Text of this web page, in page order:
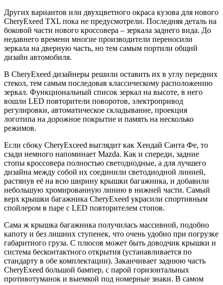
Других вариантов или двухцветного окраса кузова для нового
CheryExeed TXL пока не предусмотрели. Последняя деталь на
боковой части нового кроссовера – зеркала заднего вида. До
недавнего времени многие производители переносили
зеркала на дверную часть, но тем самым портили общий
дизайн автомобиля.
В CheryExeed дизайнеры решили оставить их в углу передних
стекол, тем самым последовав классическому расположению
зеркал. Функциональный список зеркал на высоте, в него
вошли LED повторители поворотов, электропривод
регулировки, автоматическое складывание, проекция
логотипа на дорожное покрытие и память на несколько
режимов.
Если сбоку CheryExceed выглядит как Хендай Санта Фе, то
сзади немного напоминает Mazda. Как и спереди, задние
стопы кроссовера полностью светодиодные, а для лучшего
дизайна между собой их соединили светодиодной линией,
растянув её на всю ширину крышки багажника, и добавили
небольшую хромированную линию в нижней части. Самый
верх крышки багажника CheryExeed украсили спортивным
спойлером в паре с LED повторителем стопов.
Сама ж крышка багажника получилась массивной, подобно
капоту и без лишних ступенек, что очень удобно при погрузке
габаритного груза. С плюсов может быть доводчик крышки и
система бесконтактного открытия (устанавливается по
стандарту в обе комплектации). Заканчивает заднюю часть
CheryExeed большой бампер, с парой горизонтальных
противотуманок и выемкой под номерные знаки. В самом